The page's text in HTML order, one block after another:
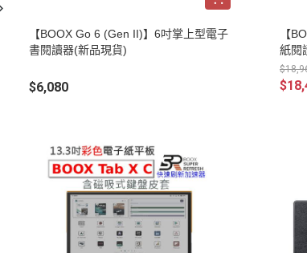
【BOOX Go 6 (Gen II)】6吋掌上型電子
書閱讀器(新品現貨)
$6,080
【
紙閱
品現